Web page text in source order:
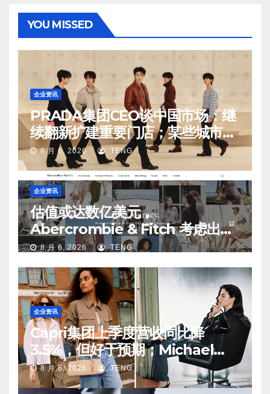
YOU MISSED
企业资讯
PRADA集团CEO谈中国市场：继
续翻新扩建重要门店；某些城市的
第二、第三店不再有价值
8 月 6, 2026 TENG
企业资讯
估值或达数亿美元，
Abercrombie & Fitch 考虑出售
中国业务部分股权
8 月 6, 2026 TENG
企业资讯
Capri集团上季度营收同比降
3.5%，但好于预期；Michael
Kors 在中国市场持续向好
8 月 6, 2026 TENG